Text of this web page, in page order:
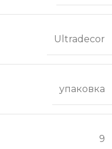
Ultradecor
упаковка
9